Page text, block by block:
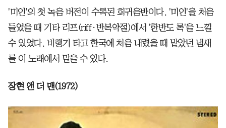
'미인'의 첫 녹음 버전이 수록된 희귀음반이다. '미인'을 처음
들었을 때 기타 리프(riff·반복악절)에서 '한반도 록'을 느낄
수 있었다. 비행기 타고 한국에 처음 내렸을 때 맡았던 냄새
를 이 노래에서 맡을 수 있다.
장현 앤 더 맨(1972)